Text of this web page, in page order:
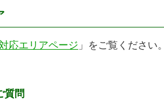
対応エリアページ 」をご覧ください
質問